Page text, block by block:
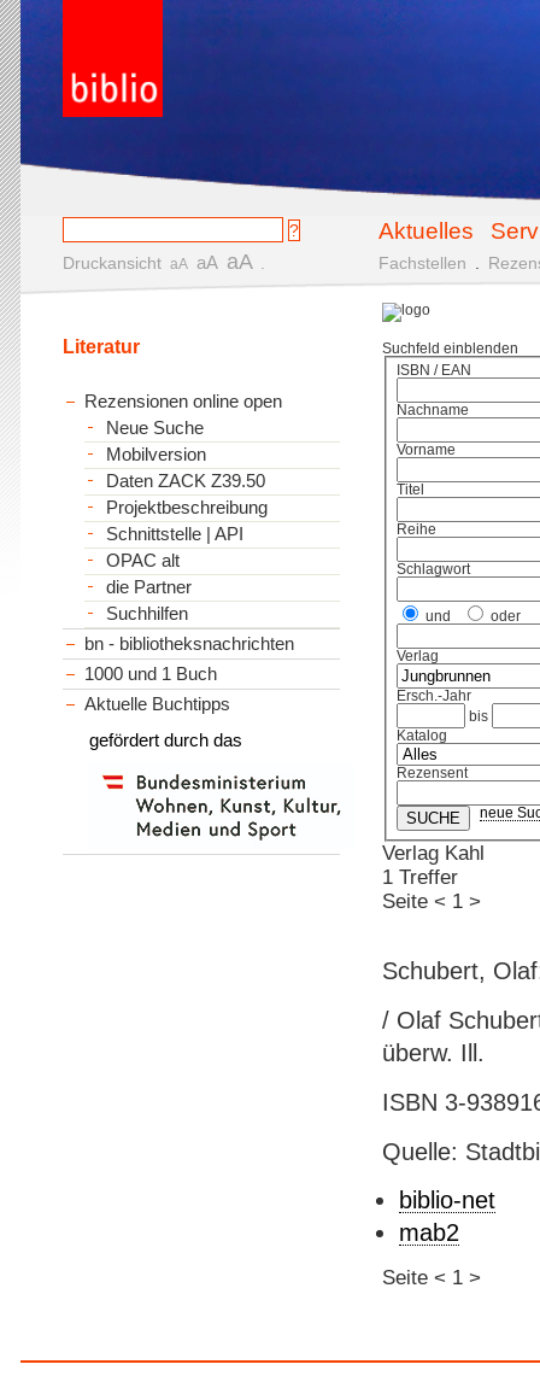
Aktuelles
Druckansicht aA aA aA Fachstellen
Suchfeld einblenden
ISBN / EAN
Nachname
Vorname
Titel
Reihe
Schlagwort
und oder
Verlag
Ersch.-Jahr
bis
Katalog
Rezensent
neue
Verlag Kahl
1 Treffer
Seite < 1 >
Schubert,
/ Olaf
überw. Ill.
ISBN 3-
Quelle:
biblio-net
mab2
Seite < 1 >
Literatur
Rezensionen online open
Neue Suche
Mobilversion
Daten ZACK Z39.50
Projektbeschreibung
Schnittstelle | API
OPAC alt
die Partner
Suchhilfen
bn - bibliotheksnachrichten
1000 und 1 Buch
Aktuelle Buchtipps
gefördert durch das